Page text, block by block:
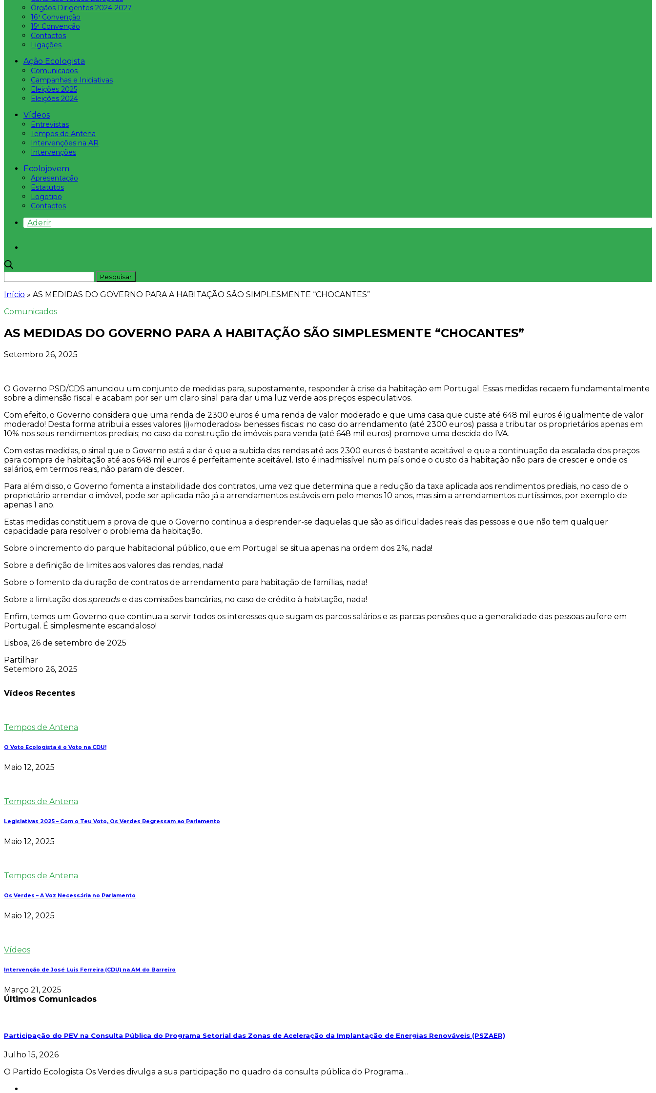
Órgãos Dirigentes 2024-2027
16ª Convenção
15ª Convenção
Contactos
Ligações
Ação Ecologista
Comunicados
Campanhas e Iniciativas
Eleições 2025
Eleições 2024
Vídeos
Entrevistas
Tempos de Antena
Intervenções na AR
Intervenções
Ecolojovem
Apresentação
Estatutos
Logotipo
Contactos
Aderir
Início » AS MEDIDAS DO GOVERNO PARA A HABITAÇÃO SÃO SIMPLESMENTE “CHOCANTES”
Comunicados
AS MEDIDAS DO GOVERNO PARA A HABITAÇÃO SÃO SIMPLESMENTE “CHOCANTES”
Setembro 26, 2025
O Governo PSD/CDS anunciou um conjunto de medidas para, supostamente, responder à crise da habitação em Portugal. Essas medidas recaem fundamentalmente
sobre a dimensão fiscal e acabam por ser um claro sinal para dar uma luz verde aos preços especulativos.
Com efeito, o Governo considera que uma renda de 2300 euros é uma renda de valor moderado e que uma casa que custe até 648 mil euros é igualmente de valor
moderado! Desta forma atribui a esses valores (i)«moderados» benesses fiscais: no caso do arrendamento (até 2300 euros) passa a tributar os proprietários apenas em
10% nos seus rendimentos prediais; no caso da construção de imóveis para venda (até 648 mil euros) promove uma descida do IVA.
Com estas medidas, o sinal que o Governo está a dar é que a subida das rendas até aos 2300 euros é bastante aceitável e que a continuação da escalada dos preços
para compra de habitação até aos 648 mil euros é perfeitamente aceitável. Isto é inadmissível num país onde o custo da habitação não para de crescer e onde os
salários, em termos reais, não param de descer.
Para além disso, o Governo fomenta a instabilidade dos contratos, uma vez que determina que a redução da taxa aplicada aos rendimentos prediais, no caso de o
proprietário arrendar o imóvel, pode ser aplicada não já a arrendamentos estáveis em pelo menos 10 anos, mas sim a arrendamentos curtíssimos, por exemplo de
apenas 1 ano.
Estas medidas constituem a prova de que o Governo continua a desprender-se daquelas que são as dificuldades reais das pessoas e que não tem qualquer
capacidade para resolver o problema da habitação.
Sobre o incremento do parque habitacional público, que em Portugal se situa apenas na ordem dos 2%, nada!
Sobre a definição de limites aos valores das rendas, nada!
Sobre o fomento da duração de contratos de arrendamento para habitação de famílias, nada!
Sobre a limitação dos spreads e das comissões bancárias, no caso de crédito à habitação, nada!
Enfim, temos um Governo que continua a servir todos os interesses que sugam os parcos salários e as parcas pensões que a generalidade das pessoas aufere em
Portugal. É simplesmente escandaloso!
Lisboa, 26 de setembro de 2025
Partilhar
Setembro 26, 2025
Vídeos Recentes
Tempos de Antena
O Voto Ecologista é o Voto na CDU!
Maio 12, 2025
Tempos de Antena
Legislativas 2025 – Com o Teu Voto, Os Verdes Regressam ao Parlamento
Maio 12, 2025
Tempos de Antena
Os Verdes – A Voz Necessária no Parlamento
Maio 12, 2025
Vídeos
Intervenção de José Luis Ferreira (CDU) na AM do Barreiro
Março 21, 2025
Últimos Comunicados
Participação do PEV na Consulta Pública do Programa Setorial das Zonas de Aceleração da Implantação de Energias Renováveis (PSZAER)
Julho 15, 2026
O Partido Ecologista Os Verdes divulga a sua participação no quadro da consulta pública do Programa…